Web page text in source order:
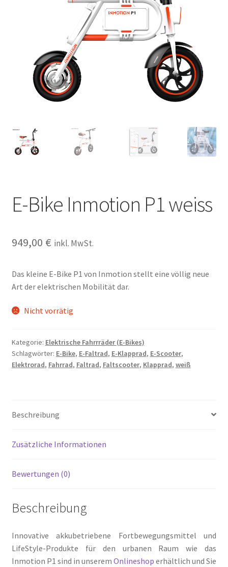
E-Bike Inmotion P1 weiss
949,00 € inkl. MwSt.
Das kleine E-Bike P1 von Inmotion stellt eine völlig neue
Art der elektrischen Mobilität dar.
Nicht vorrätig
Kategorie: Elektrische Fahrrräder (E-Bikes)
Schlagwörter: E-Bike, E-Faltrad, E-Klapprad, E-Scooter,
Elektrorad, Fahrrad, Faltrad, Faltscooter, Klapprad, weiß
Beschreibung
Zusätzliche Informationen
Bewertungen (0)
Beschreibung
Innovative akkubetriebene Fortbewegungsmittel und
LifeStyle-Produkte für den urbanen Raum wie das
Inmotion P1 sind in unseremOnlineshop erhältlich und Sie